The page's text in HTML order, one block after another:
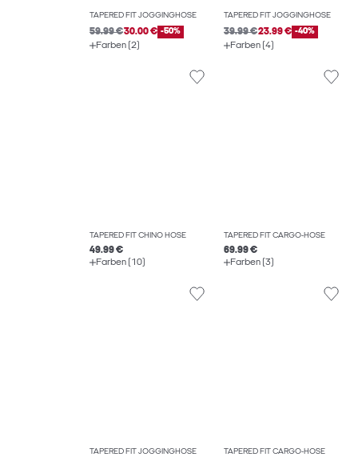
TAPERED FIT JOGGINGHOSE
59.99 €30.00 € -50%
Farben (2)
TAPERED FIT JOGGINGHOSE
39.99 €23.99 € -40%
Farben (4)
TAPERED FIT CHINO HOSE
49.99 €
Farben (10)
TAPERED FIT CARGO-HOSE
69.99 €
Farben (3)
TAPERED FIT JOGGINGHOSE TAPERED FIT CARGO-HOSE